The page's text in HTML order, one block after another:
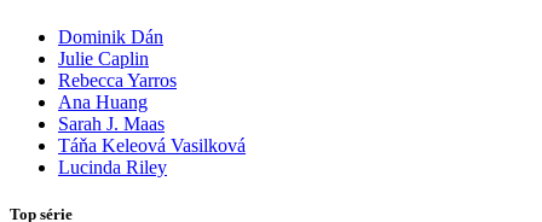
Dominik Dán
Julie Caplin
Rebecca Yarros
Ana Huang
Sarah J. Maas
Táňa Keleová Vasilková
Lucinda Riley
Top série